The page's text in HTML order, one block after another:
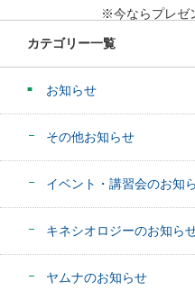
※今ならプレゼ
カテゴリー一覧
お知らせ
その他お知らせ
イベント・講習会のお知
キネシオロジーのお知ら
ヤムナのお知らせ